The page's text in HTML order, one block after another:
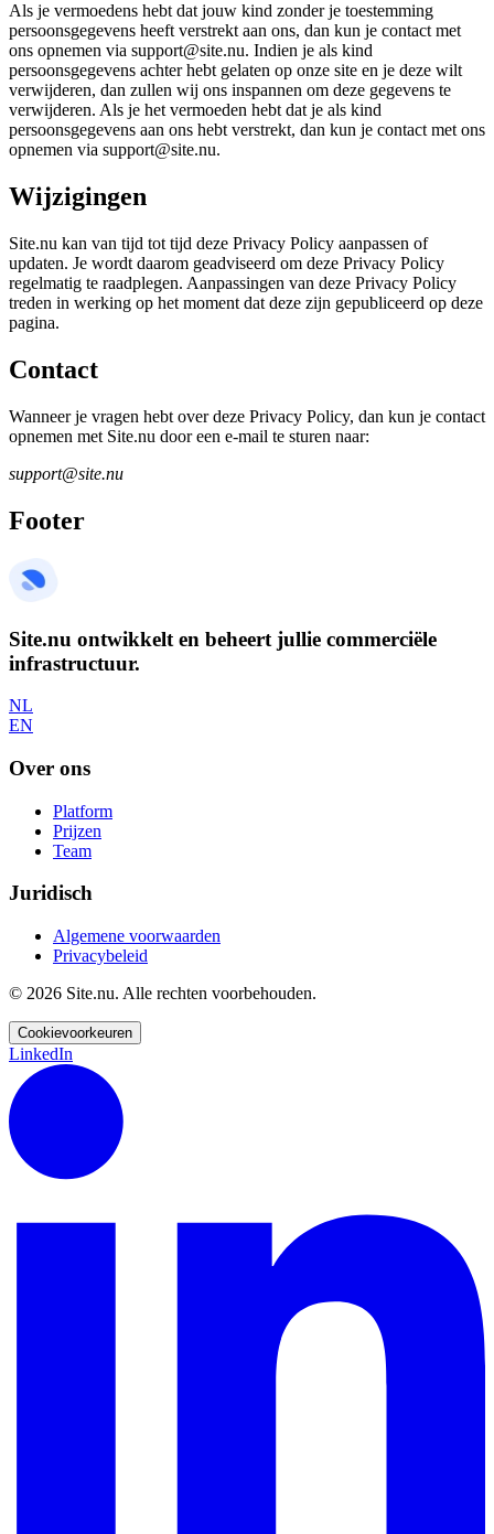
Als je vermoedens hebt dat jouw kind zonder je toestemming
persoonsgegevens heeft verstrekt aan ons, dan kun je contact met
ons opnemen via support@site.nu. Indien je als kind
persoonsgegevens achter hebt gelaten op onze site en je deze wilt
verwijderen, dan zullen wij ons inspannen om deze gegevens te
verwijderen. Als je het vermoeden hebt dat je als kind
persoonsgegevens aan ons hebt verstrekt, dan kun je contact met ons
opnemen via support@site.nu.
Wijzigingen
Site.nu kan van tijd tot tijd deze Privacy Policy aanpassen of
updaten. Je wordt daarom geadviseerd om deze Privacy Policy
regelmatig te raadplegen. Aanpassingen van deze Privacy Policy
treden in werking op het moment dat deze zijn gepubliceerd op deze
pagina.
Contact
Wanneer je vragen hebt over deze Privacy Policy, dan kun je contact
opnemen met Site.nu door een e-mail te sturen naar:
support@site.nu
Footer
Site.nu ontwikkelt en beheert jullie commerciële
infrastructuur.
NL
EN
Over ons
Platform
Prijzen
Team
Juridisch
Algemene voorwaarden
Privacybeleid
© 2026 Site.nu. Alle rechten voorbehouden.
Cookievoorkeuren
LinkedIn